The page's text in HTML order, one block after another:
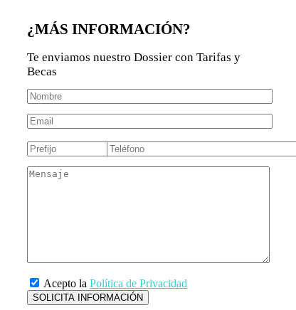
¿MÁS INFORMACIÓN?
Te enviamos nuestro Dossier con Tarifas y
Becas
Acepto la Política de Privacidad